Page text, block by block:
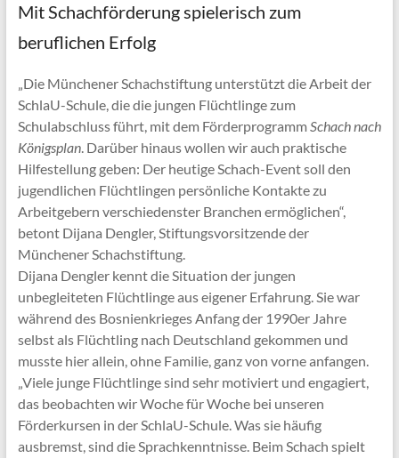
Mit Schachförderung spielerisch zum
beruflichen Erfolg
„Die Münchener Schachstiftung unterstützt die Arbeit der
SchlaU-Schule, die die jungen Flüchtlinge zum
Schulabschluss führt, mit dem FörderprogrammSchach nach
Königsplan. Darüber hinaus wollen wir auch praktische
Hilfestellung geben: Der heutige Schach-Event soll den
jugendlichen Flüchtlingen persönliche Kontakte zu
Arbeitgebern verschiedenster Branchen ermöglichen“,
betont Dijana Dengler, Stiftungsvorsitzende der
Münchener Schachstiftung.
Dijana Dengler kennt die Situation der jungen
unbegleiteten Flüchtlinge aus eigener Erfahrung. Sie war
während des Bosnienkrieges Anfang der 1990er Jahre
selbst als Flüchtling nach Deutschland gekommen und
musste hier allein, ohne Familie, ganz von vorne anfangen.
„Viele junge Flüchtlinge sind sehr motiviert und engagiert,
das beobachten wir Woche für Woche bei unseren
Förderkursen in der SchlaU-Schule. Was sie häufig
ausbremst, sind die Sprachkenntnisse. Beim Schach spielt